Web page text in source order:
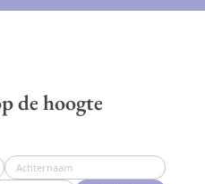
de hoogte